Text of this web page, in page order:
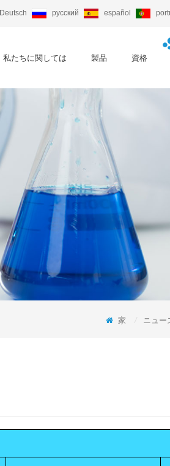
Deutsch русский español
私たちに関しては 製品 資格
家 ニュー